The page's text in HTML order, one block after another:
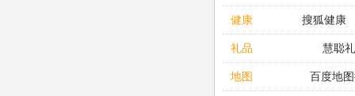
健康 搜狐健康
礼品 慧聪
地图 百度地